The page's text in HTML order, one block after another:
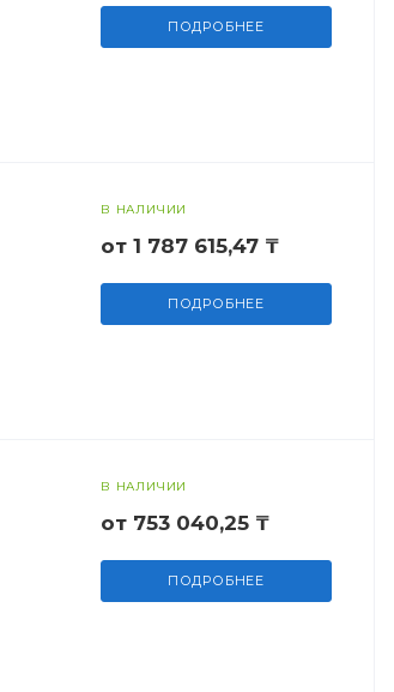
ПОДРОБНЕЕ
В НАЛИЧИИ
от 1 787 615,47 ₸
ПОДРОБНЕЕ
В НАЛИЧИИ
от 753 040,25 ₸
ПОДРОБНЕЕ